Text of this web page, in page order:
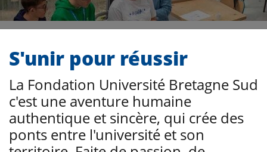
S'unir pour réussir
La Fondation Université Bretagne Sud
c'est une aventure humaine
authentique et sincère, qui crée des
ponts entre l'université et son